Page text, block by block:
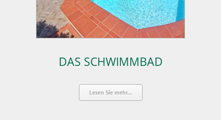
DAS SCHWIMMBAD
Lesen Sie mehr…